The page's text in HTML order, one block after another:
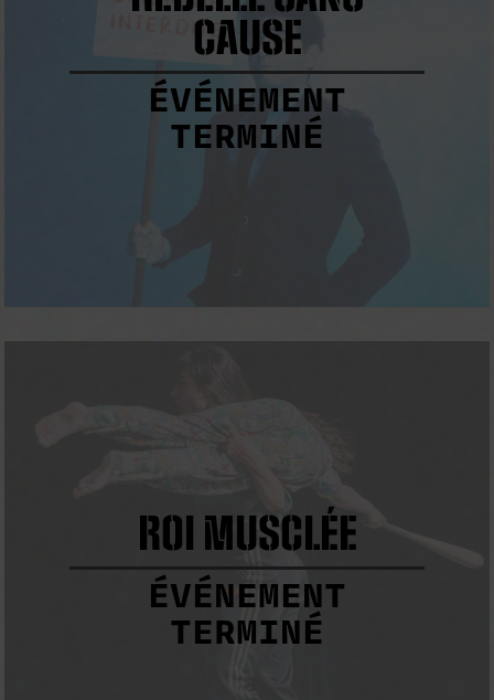
CAUSE
ÉVÉNEMENT
TERMINÉ
ROI MUSCLÉE
ÉVÉNEMENT
TERMINÉ